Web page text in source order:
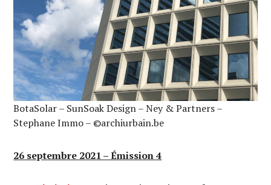
BotaSolar – SunSoak Design – Ney & Partners –
Stephane Immo – ©archiurbain.be
26 septembre 2021 – Émission 4